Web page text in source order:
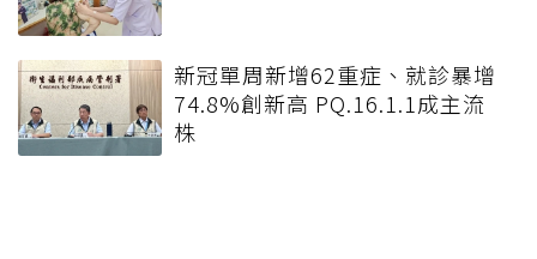
新冠單周新增62重症、就診暴增
74.8%創新高 PQ.16.1.1成主流
株